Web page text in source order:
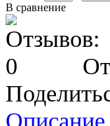
В сравнение
Описание